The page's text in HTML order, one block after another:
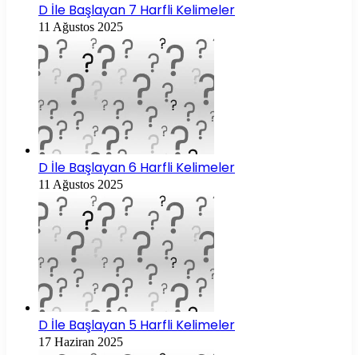
D İle Başlayan 7 Harfli Kelimeler
11 Ağustos 2025
D İle Başlayan 6 Harfli Kelimeler
11 Ağustos 2025
D İle Başlayan 5 Harfli Kelimeler
17 Haziran 2025